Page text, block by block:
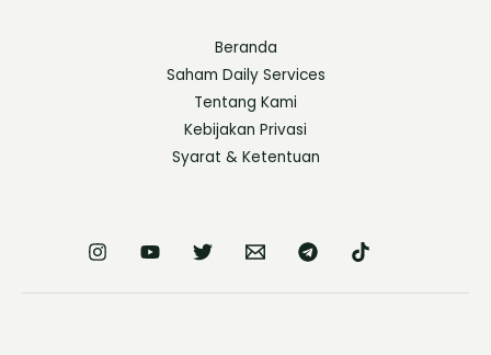
Beranda
Saham Daily Services
Tentang Kami
Kebijakan Privasi
Syarat & Ketentuan